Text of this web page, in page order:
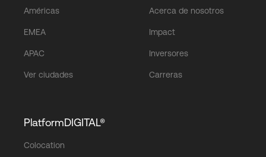
Américas
EMEA
APAC
Ver ciudades
Acerca de nosotros
Impact
Inversores
Carreras
PlatformDIGITAL®
Colocation